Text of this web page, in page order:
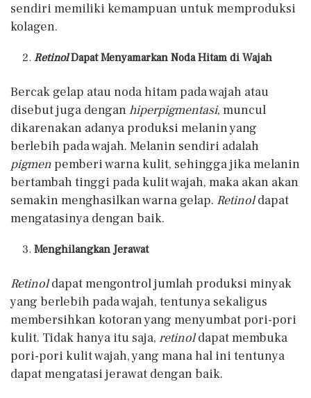
sendiri memiliki kemampuan untuk memproduksi
kolagen.
RetinolDapat Menyamarkan Noda Hitam di Wajah
Bercak gelap atau noda hitam pada wajah atau
disebut juga denganhiperpigmentasi, muncul
dikarenakan adanya produksi melanin yang
berlebih pada wajah. Melanin sendiri adalah
pigmen pemberi warna kulit, sehingga jika melanin
bertambah tinggi pada kulit wajah, maka akan akan
semakin menghasilkan warna gelap. Retinoldapat
mengatasinya dengan baik.
Menghilangkan Jerawat
Retinoldapat mengontrol jumlah produksi minyak
yang berlebih pada wajah, tentunya sekaligus
membersihkan kotoran yang menyumbat pori-pori
kulit. Tidak hanya itu saja, retinoldapat membuka
pori-pori kulit wajah, yang mana hal ini tentunya
dapat mengatasi jerawat dengan baik.